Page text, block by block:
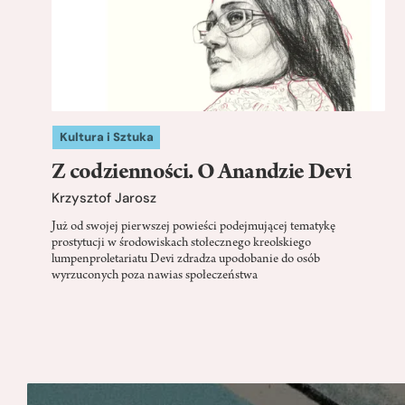
Kultura i Sztuka
Z codzienności. O Anandzie Devi
Krzysztof Jarosz
Już od swojej pierwszej powieści podejmującej tematykę
prostytucji w środowiskach stołecznego kreolskiego
lumpenproletariatu Devi zdradza upodobanie do osób
wyrzuconych poza nawias społeczeństwa